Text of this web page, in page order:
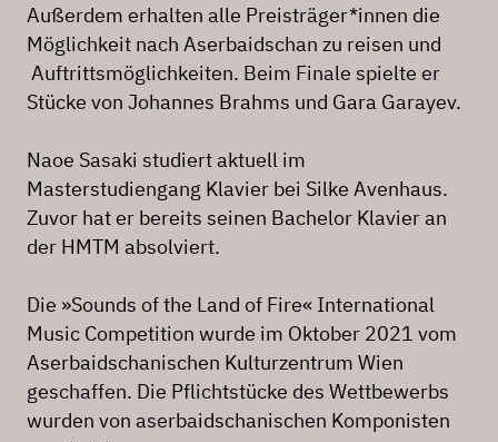
Außerdem erhalten alle Preisträger*innen die
Möglichkeit nach Aserbaidschan zu reisen und
Auftrittsmöglichkeiten. Beim Finale spielte er
Stücke von Johannes Brahms und Gara Garayev.
Naoe Sasaki studiert aktuell im
Masterstudiengang Klavier bei Silke Avenhaus.
Zuvor hat er bereits seinen Bachelor Klavier an
der HMTM absolviert.
Die »Sounds of the Land of Fire« International
Music Competition wurde im Oktober 2021 vom
Aserbaidschanischen Kulturzentrum Wien
geschaffen. Die Pflichtstücke des Wettbewerbs
wurden von aserbaidschanischen Komponisten